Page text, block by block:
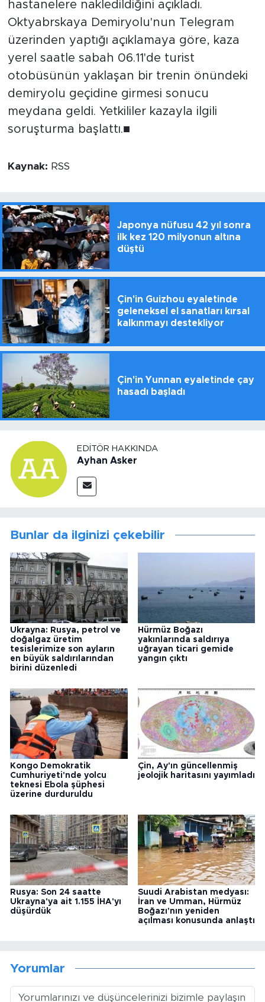
hastanelere nakledildiğini açıkladı.
Oktyabrskaya Demiryolu'nun Telegram
üzerinden yaptığı açıklamaya göre, kaza
yerel saatle sabah 06.11'de turist
otobüsünün yaklaşan bir trenin önündeki
demiryolu geçidine girmesi sonucu
meydana geldi. Yetkililer kazayla ilgili
soruşturma başlattı.■
Kaynak: RSS
Japonya nüfusu 42 yıl sonra
ilk kez 120 milyonun altına
düştü
Çin'in Guizhou eyaletinde
geleneksel el sanatları kırsal
kalkınmayı destekliyor
Çin'in Yunnan eyaletinde çay
hasadı başladı
EDITÖR HAKKINDA
Ayhan Asker
Bunlar da ilginizi çekebilir
Ukrayna: Rusya, petrol ve
doğalgaz üretim
tesislerimize son ayların
en büyük saldırılarından
birini düzenledi
Hürmüz Boğazı
yakınlarında saldırıya
uğrayan ticari gemide
yangın çıktı
Kongo Demokratik
Cumhuriyeti'nde yolcu
teknesi Ebola şüphesi
üzerine durduruldu
Çin, Ay'ın güncellenmiş
jeolojik haritasını yayımladı
Rusya: Son 24 saatte
Ukrayna'ya ait 1.155 İHA'yı
düşürdük
Suudi Arabistan medyası:
İran ve Umman, Hürmüz
Boğazı'nın yeniden
açılması konusunda anlaştı
Yorumlar